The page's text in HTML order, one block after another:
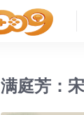
满庭芳：